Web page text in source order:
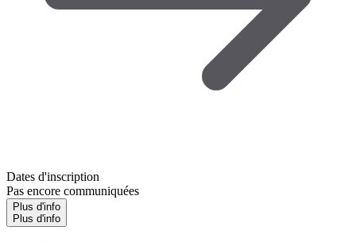
Dates d'inscription
Pas encore communiquées
Plus d'info
Plus d'info